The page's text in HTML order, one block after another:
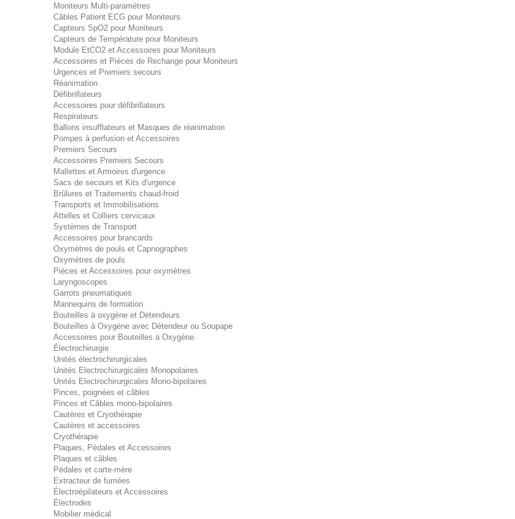
Moniteurs Multi-paramètres
Câbles Patient ECG pour Moniteurs
Capteurs SpO2 pour Moniteurs
Capteurs de Température pour Moniteurs
Module EtCO2 et Accessoires pour Moniteurs
Accessoires et Pièces de Rechange pour Moniteurs
Urgences et Premiers secours
Réanimation
Défibrillateurs
Accessoires pour défibrillateurs
Respirateurs
Ballons insufflateurs et Masques de réanimation
Pompes à perfusion et Accessoires
Premiers Secours
Accessoires Premiers Secours
Mallettes et Armoires d'urgence
Sacs de secours et Kits d'urgence
Brûlures et Traitements chaud-froid
Transports et Immobilisations
Attelles et Colliers cervicaux
Systèmes de Transport
Accessoires pour brancards
Oxymètres de pouls et Capnographes
Oxymètres de pouls
Pièces et Accessoires pour oxymètres
Laryngoscopes
Garrots pneumatiques
Mannequins de formation
Bouteilles à oxygène et Détendeurs
Bouteilles à Oxygène avec Détendeur ou Soupape
Accessoires pour Bouteilles à Oxygène
Électrochirurgie
Unités électrochirurgicales
Unités Electrochirurgicales Monopolaires
Unités Electrochirurgicales Mono-bipolaires
Pinces, poignées et câbles
Pinces et Câbles mono-bipolaires
Cautères et Cryothérapie
Cautères et accessoires
Cryothérapie
Plaques, Pédales et Accessoires
Plaques et câbles
Pédales et carte-mère
Extracteur de fumées
Électroépilateurs et Accessoires
Électrodes
Mobilier médical